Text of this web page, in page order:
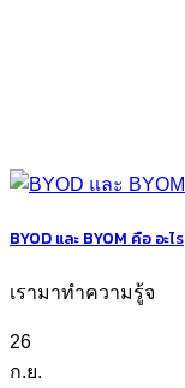
BYOD และ BYOM คือ อะไร
เรามาทำความรู้จ
26
ก.ย.